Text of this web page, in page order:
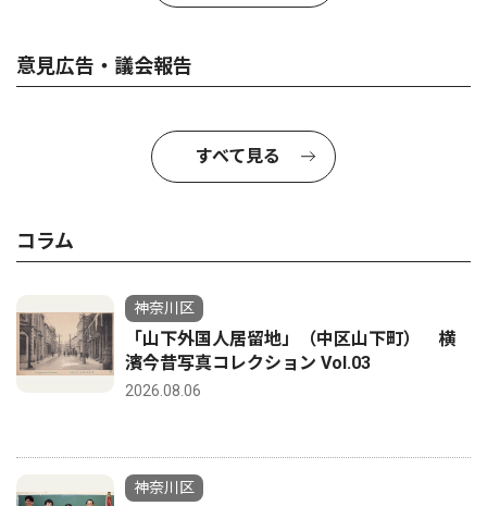
意見広告・議会報告
すべて見る
コラム
神奈川区
「山下外国人居留地」（中区山下町） 横
濱今昔写真コレクション Vol.03
2026.08.06
神奈川区